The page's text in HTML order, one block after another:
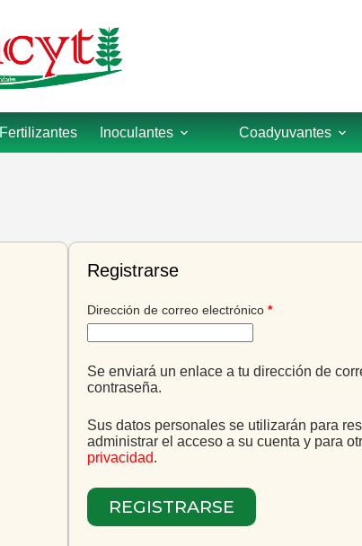
Fertilizantes Inoculantes Coadyuvantes
Registrarse
Dirección de correo electrónico *Obligatorio
Se enviará un enlace a tu dirección de
contraseña.
Sus datos personales se utilizarán para
administrar el acceso a su cuenta y para
privacidad.
REGISTRARSE